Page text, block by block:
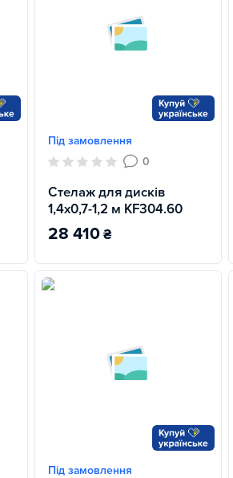
Під замовлення
0
Стелаж для дисків
1,4х0,7-1,2 м KF304.60
28 410₴
Під замовлення